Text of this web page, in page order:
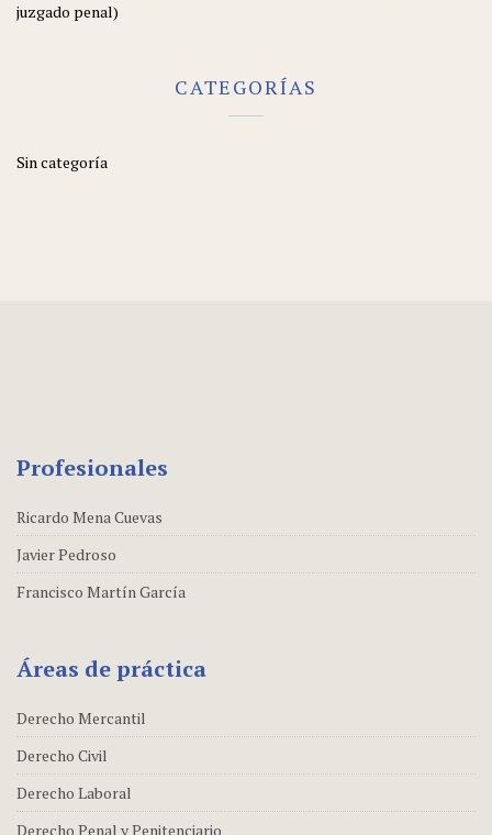
juzgado penal)
CATEGORÍAS
Sin categoría
Profesionales
Ricardo Mena Cuevas
Javier Pedroso
Francisco Martín García
Áreas de práctica
Derecho Mercantil
Derecho Civil
Derecho Laboral
Derecho Penal y Penitenciario